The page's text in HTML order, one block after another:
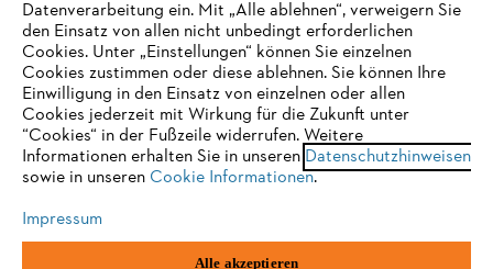
Datenschutz Impressum Cookies
Rechtliche Informationen
STIHL VERTRIEBS AG, 8617 Mönchaltorf
IHR BROWSER WIRD NICHT
UNTERSTÜTZT
Sie nutzen einen Browser, den wir noch nicht unterstützen. Für
eine optimale Nutzung unserer Seite empfehlen wir Ihnen, zu
einem der folgenden Browser zu wechseln:
Firefox Chrome
Datenverarbeitung ein. Mit „Alle ablehnen“, verweigern Sie
den Einsatz von allen nicht unbedingt erforderlichen
Cookies. Unter „Einstellungen“ können Sie einzelnen
Cookies zustimmen oder diese ablehnen. Sie können Ihre
Einwilligung in den Einsatz von einzelnen oder allen
Cookies jederzeit mit Wirkung für die Zukunft unter
“Cookies“ in der Fußzeile widerrufen. Weitere
Informationen erhalten Sie in unseren Datenschutzhinweisen
sowie in unseren Cookie Informationen.
Impressum
Alle akzeptieren